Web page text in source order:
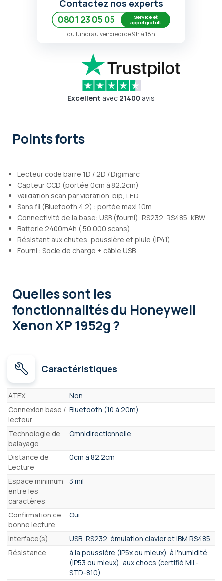
Contactez nos experts
0801 23 05 05
Service et
appel gratuit
du lundi au vendredi de 9h à 18h
Excellent avec 21400 avis
Points forts
Lecteur code barre 1D / 2D / Digimarc
Capteur CCD (portée 0cm à 82.2cm)
Validation scan par vibration, bip, LED.
Sans fil (Bluetooth 4.2) : portée maxi 10m
Connectivité de la base: USB (fourni), RS232, RS485, KBW
Batterie 2400mAh ( 50.000 scans)
Résistant aux chutes, poussière et pluie (IP41)
Fourni : Socle de charge + câble USB
Quelles sont les
fonctionnalitésdu Honeywell
Xenon XP 1952g ?
Caractéristiques
Caractéristiques
ATEX
Non
Connexion base /
lecteur
Bluetooth (10 à 20m)
Technologie de
balayage
Omnidirectionnelle
Distance de
Lecture
0cm à 82.2cm
Espace minimum
entre les
caractères
3 mil
Confirmation de
bonne lecture
Oui
Interface(s)
USB, RS232, émulation clavier et IBM RS485
Résistance
à la poussière (IP5x ou mieux), à l'humidité
(IP53 ou mieux), aux chocs (certifié MIL-
STD-810)